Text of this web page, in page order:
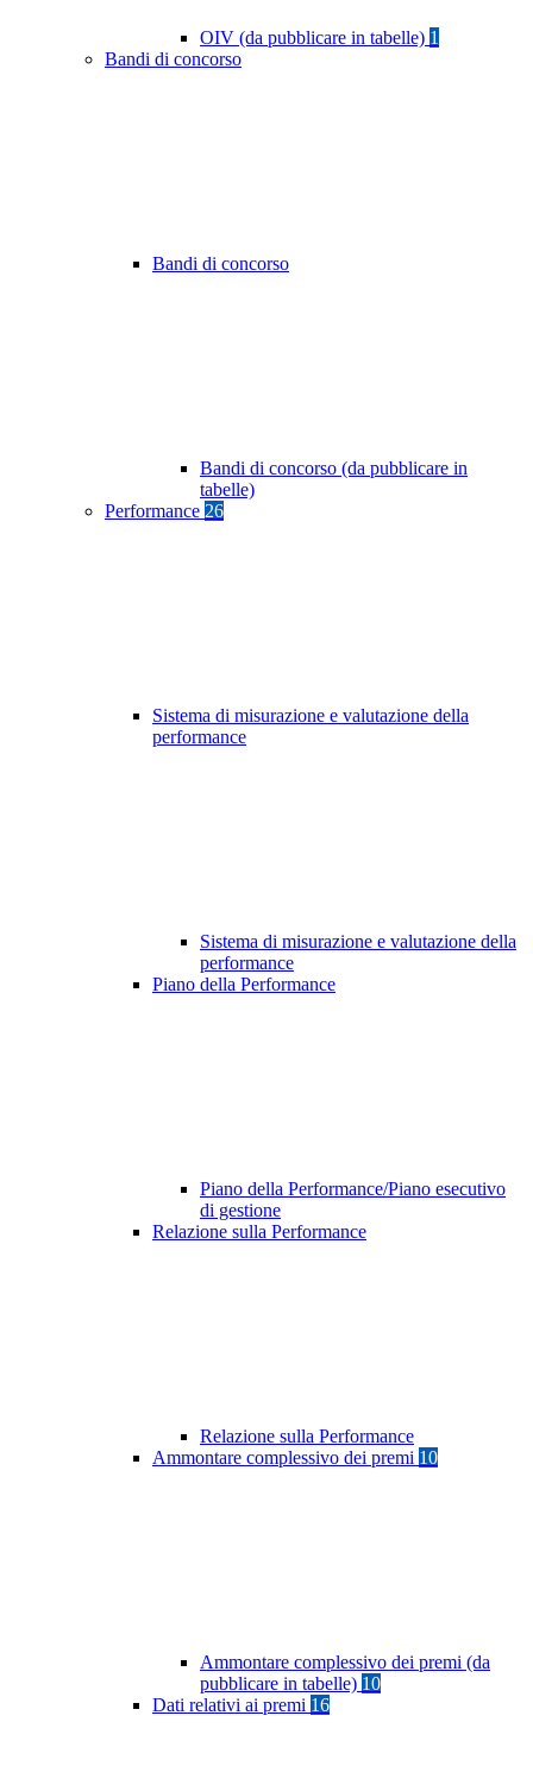
OIV (da pubblicare in tabelle) 1
Bandi di concorso
Bandi di concorso
Bandi di concorso (da pubblicare in
tabelle)
Performance 26
Sistema di misurazione e valutazione della
performance
Sistema di misurazione e valutazione della
performance
Piano della Performance
Piano della Performance/Piano esecutivo
di gestione
Relazione sulla Performance
Relazione sulla Performance
Ammontare complessivo dei premi 10
Ammontare complessivo dei premi (da
pubblicare in tabelle) 10
Dati relativi ai premi 16